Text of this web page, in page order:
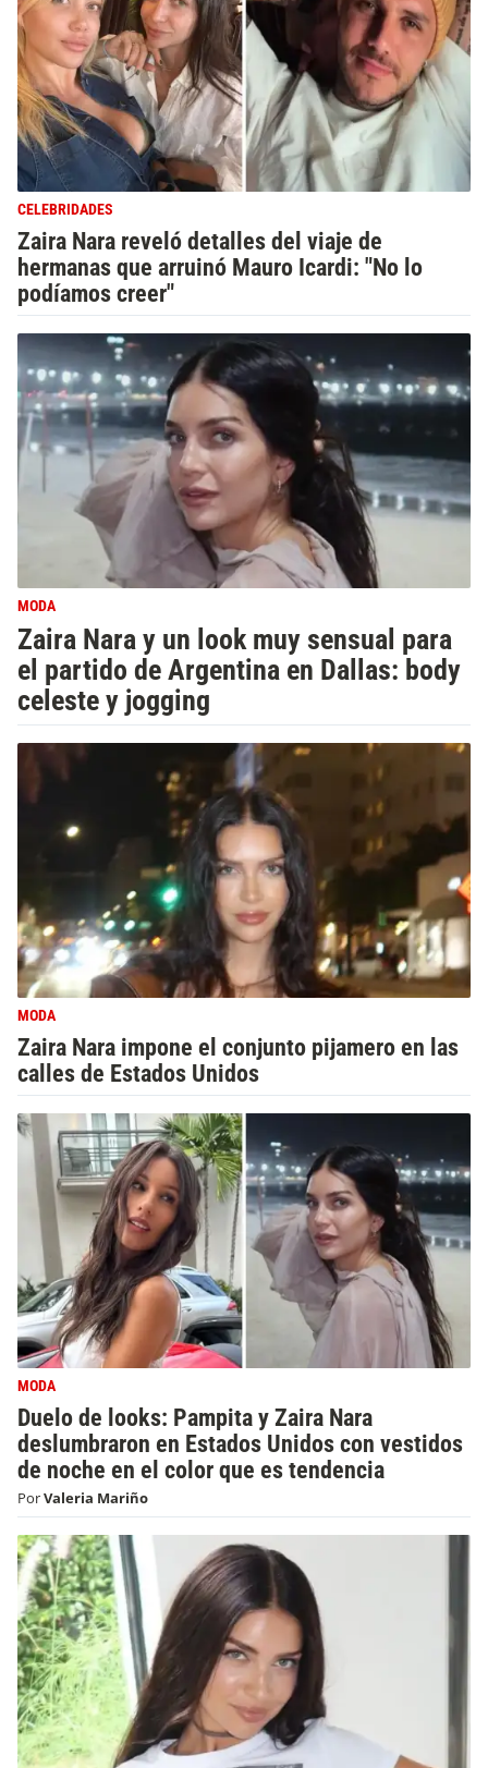
CELEBRIDADES
Zaira Nara reveló detalles del viaje de
hermanas que arruinó Mauro Icardi: "No lo
podíamos creer"
MODA
Zaira Nara y un look muy sensual para
el partido de Argentina en Dallas: body
celeste y jogging
MODA
Zaira Nara impone el conjunto pijamero en las
calles de Estados Unidos
MODA
Duelo de looks: Pampita y Zaira Nara
deslumbraron en Estados Unidos con vestidos
de noche en el color que es tendencia
PorValeria Mariño